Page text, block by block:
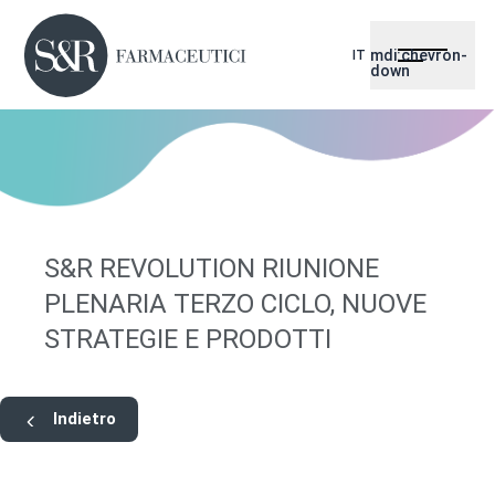
IT mdi:chevron-
down
S&R REVOLUTION RIUNIONE
PLENARIA TERZO CICLO, NUOVE
STRATEGIE E PRODOTTI
Indietro